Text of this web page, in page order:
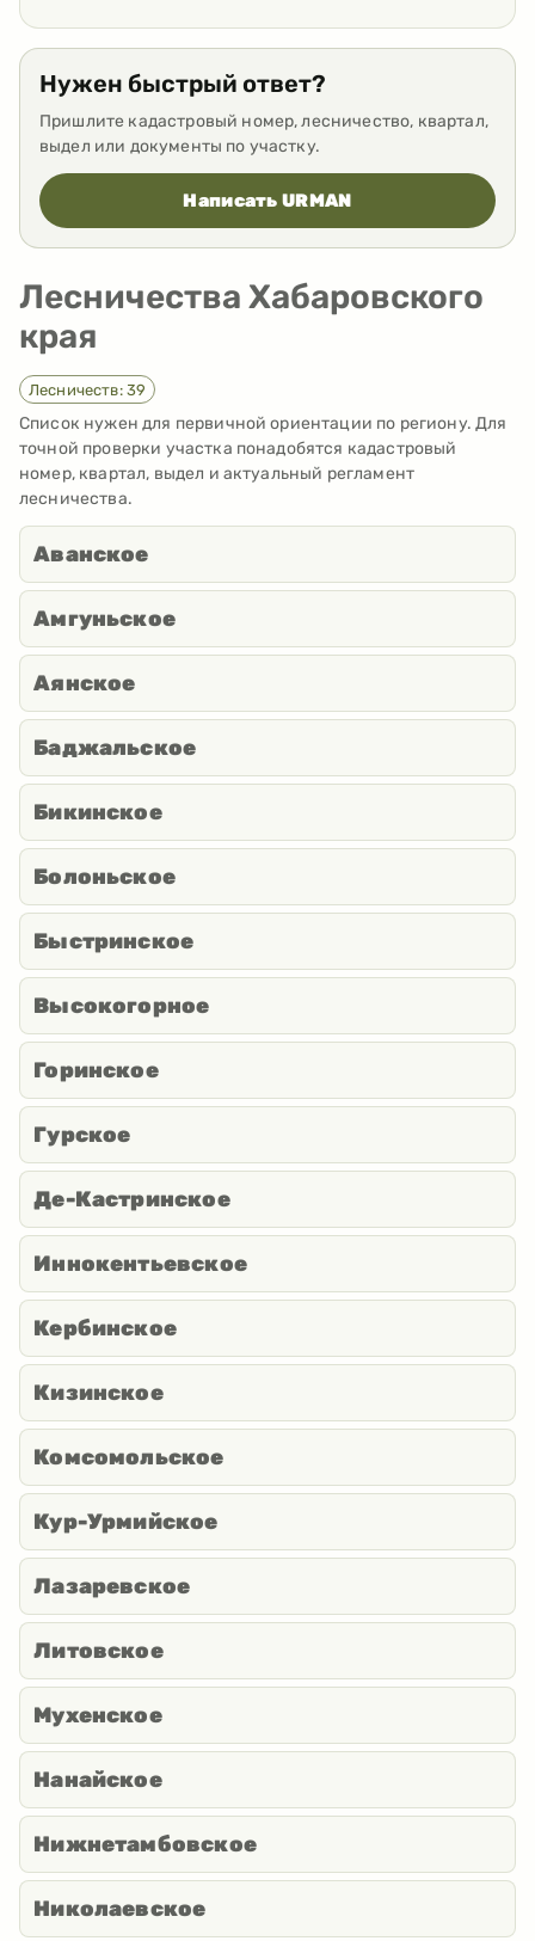
Нужен быстрый ответ?
Пришлите кадастровый номер, лесничество, квартал,
выдел или документы по участку.
Написать URMAN
Лесничества Хабаровского
края
Лесничеств: 39
Список нужен для первичной ориентации по региону. Для
точной проверки участка понадобятся кадастровый
номер, квартал, выдел и актуальный регламент
лесничества.
Аванское
Амгуньское
Аянское
Баджальское
Бикинское
Болоньское
Быстринское
Высокогорное
Горинское
Гурское
Де-Кастринское
Иннокентьевское
Кербинское
Кизинское
Комсомольское
Кур-Урмийское
Лазаревское
Литовское
Мухенское
Нанайское
Нижнетамбовское
Николаевское